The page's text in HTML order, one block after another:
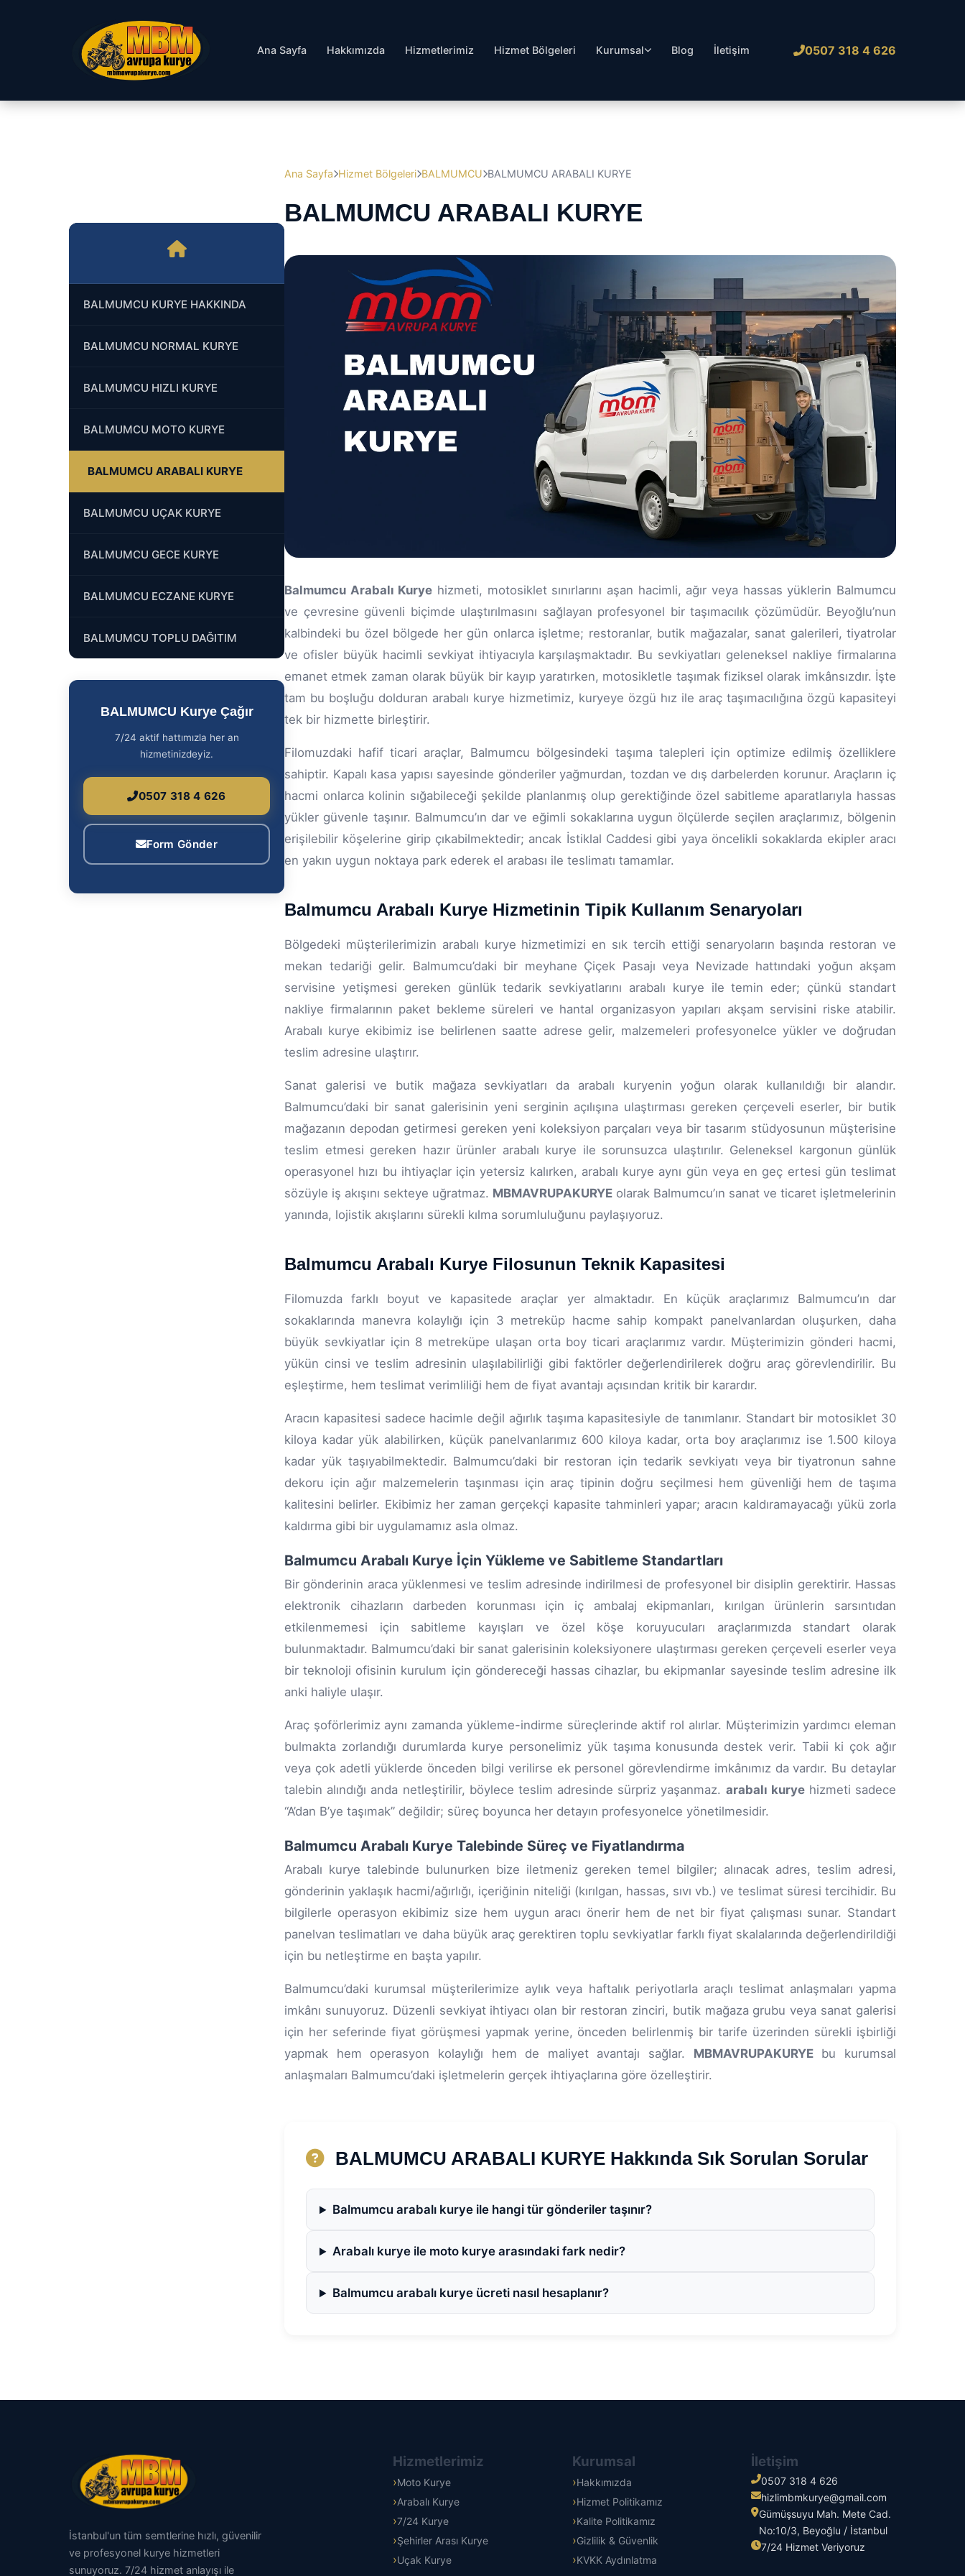
Ana Sayfa Hakkımızda Hizmetlerimiz Hizmet Bölgeleri Kurumsal Blog İletişim 0507 318 4 626
BALMUMCU KURYE HAKKINDA
BALMUMCU NORMAL KURYE
BALMUMCU HIZLI KURYE
BALMUMCU MOTO KURYE
BALMUMCU ARABALI KURYE
BALMUMCU UÇAK KURYE
BALMUMCU GECE KURYE
BALMUMCU ECZANE KURYE
BALMUMCU TOPLU DAĞITIM
BALMUMCU Kurye Çağır
7/24 aktif hattımızla her an
hizmetinizdeyiz.
0507 318 4 626
Form Gönder
Ana Sayfa Hizmet Bölgeleri BALMUMCU BALMUMCU ARABALI KURYE
BALMUMCU ARABALI KURYE
Balmumcu Arabalı Kurye hizmeti, motosiklet sınırlarını aşan hacimli, ağır veya hassas yüklerin Balmumcu
ve çevresine güvenli biçimde ulaştırılmasını sağlayan profesyonel bir taşımacılık çözümüdür. Beyoğlu’nun
kalbindeki bu özel bölgede her gün onlarca işletme; restoranlar, butik mağazalar, sanat galerileri, tiyatrolar
ve ofisler büyük hacimli sevkiyat ihtiyacıyla karşılaşmaktadır. Bu sevkiyatları geleneksel nakliye firmalarına
emanet etmek zaman olarak büyük bir kayıp yaratırken, motosikletle taşımak fiziksel olarak imkânsızdır. İşte
tam bu boşluğu dolduran arabalı kurye hizmetimiz, kuryeye özgü hız ile araç taşımacılığına özgü kapasiteyi
tek bir hizmette birleştirir.
Filomuzdaki hafif ticari araçlar, Balmumcu bölgesindeki taşıma talepleri için optimize edilmiş özelliklere
sahiptir. Kapalı kasa yapısı sayesinde gönderiler yağmurdan, tozdan ve dış darbelerden korunur. Araçların iç
hacmi onlarca kolinin sığabileceği şekilde planlanmış olup gerektiğinde özel sabitleme aparatlarıyla hassas
yükler güvenle taşınır. Balmumcu’ın dar ve eğimli sokaklarına uygun ölçülerde seçilen araçlarımız, bölgenin
erişilebilir köşelerine girip çıkabilmektedir; ancak İstiklal Caddesi gibi yaya öncelikli sokaklarda ekipler aracı
en yakın uygun noktaya park ederek el arabası ile teslimatı tamamlar.
Balmumcu Arabalı Kurye Hizmetinin Tipik Kullanım Senaryoları
Bölgedeki müşterilerimizin arabalı kurye hizmetimizi en sık tercih ettiği senaryoların başında restoran ve
mekan tedariği gelir. Balmumcu’daki bir meyhane Çiçek Pasajı veya Nevizade hattındaki yoğun akşam
servisine yetişmesi gereken günlük tedarik sevkiyatlarını arabalı kurye ile temin eder; çünkü standart
nakliye firmalarının paket bekleme süreleri ve hantal organizasyon yapıları akşam servisini riske atabilir.
Arabalı kurye ekibimiz ise belirlenen saatte adrese gelir, malzemeleri profesyonelce yükler ve doğrudan
teslim adresine ulaştırır.
Sanat galerisi ve butik mağaza sevkiyatları da arabalı kuryenin yoğun olarak kullanıldığı bir alandır.
Balmumcu’daki bir sanat galerisinin yeni serginin açılışına ulaştırması gereken çerçeveli eserler, bir butik
mağazanın depodan getirmesi gereken yeni koleksiyon parçaları veya bir tasarım stüdyosunun müşterisine
teslim etmesi gereken hazır ürünler arabalı kurye ile sorunsuzca ulaştırılır. Geleneksel kargonun günlük
operasyonel hızı bu ihtiyaçlar için yetersiz kalırken, arabalı kurye aynı gün veya en geç ertesi gün teslimat
sözüyle iş akışını sekteye uğratmaz. MBMAVRUPAKURYE olarak Balmumcu’ın sanat ve ticaret işletmelerinin
yanında, lojistik akışlarını sürekli kılma sorumluluğunu paylaşıyoruz.
Balmumcu Arabalı Kurye Filosunun Teknik Kapasitesi
Filomuzda farklı boyut ve kapasitede araçlar yer almaktadır. En küçük araçlarımız Balmumcu’ın dar
sokaklarında manevra kolaylığı için 3 metreküp hacme sahip kompakt panelvanlardan oluşurken, daha
büyük sevkiyatlar için 8 metreküpe ulaşan orta boy ticari araçlarımız vardır. Müşterimizin gönderi hacmi,
yükün cinsi ve teslim adresinin ulaşılabilirliği gibi faktörler değerlendirilerek doğru araç görevlendirilir. Bu
eşleştirme, hem teslimat verimliliği hem de fiyat avantajı açısından kritik bir karardır.
Aracın kapasitesi sadece hacimle değil ağırlık taşıma kapasitesiyle de tanımlanır. Standart bir motosiklet 30
kiloya kadar yük alabilirken, küçük panelvanlarımız 600 kiloya kadar, orta boy araçlarımız ise 1.500 kiloya
kadar yük taşıyabilmektedir. Balmumcu’daki bir restoran için tedarik sevkiyatı veya bir tiyatronun sahne
dekoru için ağır malzemelerin taşınması için araç tipinin doğru seçilmesi hem güvenliği hem de taşıma
kalitesini belirler. Ekibimiz her zaman gerçekçi kapasite tahminleri yapar; aracın kaldıramayacağı yükü zorla
kaldırma gibi bir uygulamamız asla olmaz.
Balmumcu Arabalı Kurye İçin Yükleme ve Sabitleme Standartları
Bir gönderinin araca yüklenmesi ve teslim adresinde indirilmesi de profesyonel bir disiplin gerektirir. Hassas
elektronik cihazların darbeden korunması için iç ambalaj ekipmanları, kırılgan ürünlerin sarsıntıdan
etkilenmemesi için sabitleme kayışları ve özel köşe koruyucuları araçlarımızda standart olarak
bulunmaktadır. Balmumcu’daki bir sanat galerisinin koleksiyonere ulaştırması gereken çerçeveli eserler veya
bir teknoloji ofisinin kurulum için göndereceği hassas cihazlar, bu ekipmanlar sayesinde teslim adresine ilk
anki haliyle ulaşır.
Araç şoförlerimiz aynı zamanda yükleme-indirme süreçlerinde aktif rol alırlar. Müşterimizin yardımcı eleman
bulmakta zorlandığı durumlarda kurye personelimiz yük taşıma konusunda destek verir. Tabii ki çok ağır
veya çok adetli yüklerde önceden bilgi verilirse ek personel görevlendirme imkânımız da vardır. Bu detaylar
talebin alındığı anda netleştirilir, böylece teslim adresinde sürpriz yaşanmaz. arabalı kuryehizmeti sadece
“A’dan B’ye taşımak” değildir; süreç boyunca her detayın profesyonelce yönetilmesidir.
Balmumcu Arabalı Kurye Talebinde Süreç ve Fiyatlandırma
Arabalı kurye talebinde bulunurken bize iletmeniz gereken temel bilgiler; alınacak adres, teslim adresi,
gönderinin yaklaşık hacmi/ağırlığı, içeriğinin niteliği (kırılgan, hassas, sıvı vb.) ve teslimat süresi tercihidir. Bu
bilgilerle operasyon ekibimiz size hem uygun aracı önerir hem de net bir fiyat çalışması sunar. Standart
panelvan teslimatları ve daha büyük araç gerektiren toplu sevkiyatlar farklı fiyat skalalarında değerlendirildiği
için bu netleştirme en başta yapılır.
Balmumcu’daki kurumsal müşterilerimize aylık veya haftalık periyotlarla araçlı teslimat anlaşmaları yapma
imkânı sunuyoruz. Düzenli sevkiyat ihtiyacı olan bir restoran zinciri, butik mağaza grubu veya sanat galerisi
için her seferinde fiyat görüşmesi yapmak yerine, önceden belirlenmiş bir tarife üzerinden sürekli işbirliği
yapmak hem operasyon kolaylığı hem de maliyet avantajı sağlar. MBMAVRUPAKURYEbu kurumsal
anlaşmaları Balmumcu’daki işletmelerin gerçek ihtiyaçlarına göre özelleştirir.
BALMUMCU ARABALI KURYE Hakkında Sık Sorulan Sorular
Balmumcu arabalı kurye ile hangi tür gönderiler taşınır?
Arabalı kurye ile moto kurye arasındaki fark nedir?
Balmumcu arabalı kurye ücreti nasıl hesaplanır?
İstanbul'un tüm semtlerine hızlı, güvenilir
ve profesyonel kurye hizmetleri
sunuyoruz. 7/24 hizmet anlayışı ile
Hizmetlerimiz
Moto Kurye
Arabalı Kurye
7/24 Kurye
Şehirler Arası Kurye
Uçak Kurye
Kurumsal
Hakkımızda
Hizmet Politikamız
Kalite Politikamız
Gizlilik & Güvenlik
KVKK Aydınlatma
İletişim
0507 318 4 626
hizlimbmkurye@gmail.com
Gümüşsuyu Mah. Mete Cad.
No:10/3, Beyoğlu / İstanbul
7/24 Hizmet Veriyoruz